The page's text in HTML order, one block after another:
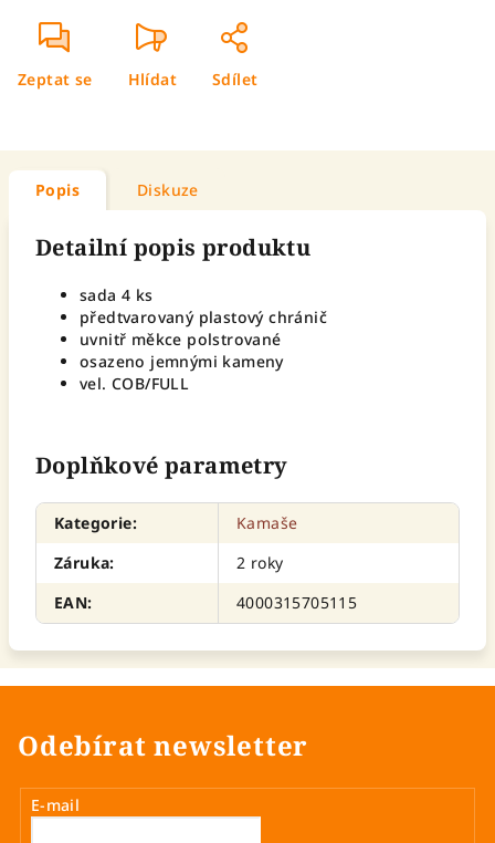
Zeptat se Hlídat Sdílet
Popis Diskuze
Detailní popis produktu
sada 4 ks
předtvarovaný plastový chránič
uvnitř měkce polstrované
osazeno jemnými kameny
vel. COB/FULL
Doplňkové parametry
Kategorie:
Kamaše
Záruka:
2 roky
EAN: 4000315705115
Odebírat newsletter
E-mail